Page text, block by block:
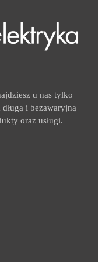
u nas tylko
i bezawaryjną
oraz usługi.